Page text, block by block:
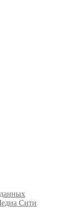
Сити